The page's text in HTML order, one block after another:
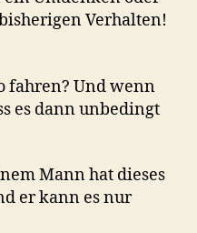
Verhalten!
fahren? Und wenn
es dann unbedingt
Mann hat dieses
er kann es nur